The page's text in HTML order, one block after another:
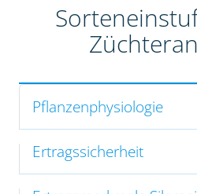
Pflanzenphysiologie
Ertragssicherheit